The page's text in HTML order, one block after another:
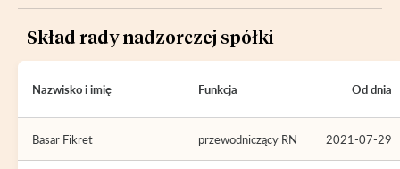
Skład rady nadzorczej spółki
Nazwisko i imię Funkcja Od dnia
Basar Fikret przewodniczący RN 2021-07-29